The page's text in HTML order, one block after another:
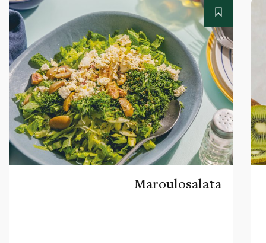
Maroulosalata